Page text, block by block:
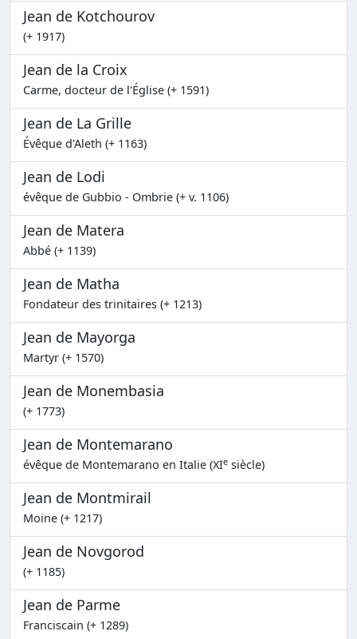
Jean de Kotchourov
(+ 1917)
Jean de la Croix
Carme, docteur de l'Église (+ 1591)
Jean de La Grille
Évêque d'Aleth (+ 1163)
Jean de Lodi
évêque de Gubbio - Ombrie (+ v. 1106)
Jean de Matera
Abbé (+ 1139)
Jean de Matha
Fondateur des trinitaires (+ 1213)
Jean de Mayorga
Martyr (+ 1570)
Jean de Monembasia
(+ 1773)
Jean de Montemarano
évêque de Montemarano en Italie (XIe siècle)
Jean de Montmirail
Moine (+ 1217)
Jean de Novgorod
(+ 1185)
Jean de Parme
Franciscain (+ 1289)